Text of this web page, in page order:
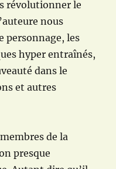
révolutionner le
nous
personnage, les
hyper entraînés,
dans le
et autres
de la
presque